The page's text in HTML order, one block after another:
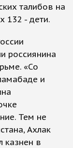
талибов на
132 - дети.
россиянина
«Со
и
Тем не
Ахлак
казнен в